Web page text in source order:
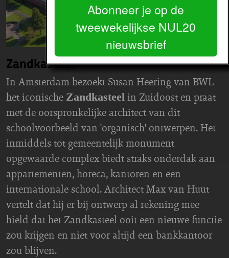
Zandkasteel
In Amsterdam bezoekt Susan Heering van BWL
het iconische Zandkasteel in Zuidoost en praat
met de oorspronkelijke architect van dit
schoolvoorbeeld van 'organisch' ontwerpen. Het
inmiddels tot gemeentelijk monument
opgewaarde complex biedt straks onderdak aan
appartementen, horeca, kantoren en een
internationale school. Architect Max van Huut
vertelt dat hij er bij ontwerp al rekening mee
hield dat het Zandkasteel ooit een nieuwe functie
zou krijgen en niet voor altijd een bankkantoor
zou blijven.
Abonneer je op de
tweewekelijkse NUL20
nieuwsbrief